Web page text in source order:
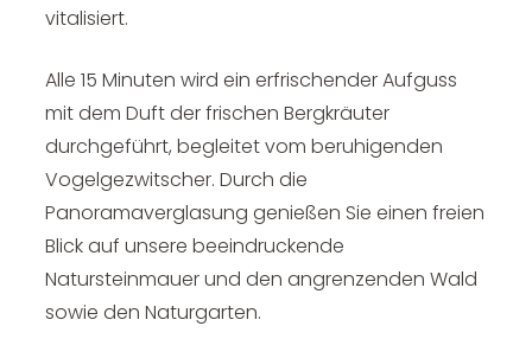
vitalisiert.
Alle 15 Minuten wird ein erfrischender Aufguss
mit dem Duft der frischen Bergkräuter
durchgeführt, begleitet vom beruhigenden
Vogelgezwitscher. Durch die
Panoramaverglasung genießen Sie einen freien
Blick auf unsere beeindruckende
Natursteinmauer und den angrenzenden Wald
sowie den Naturgarten.